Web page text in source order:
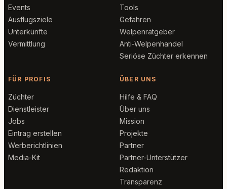
Events
Ausflugsziele
Unterkünfte
Vermittlung
Tools
Gefahren
Welpenratgeber
Anti-Welpenhandel
Seriöse Züchter erkennen
FÜR PROFIS
Züchter
Dienstleister
Jobs
Eintrag erstellen
Werberichtlinien
Media-Kit
ÜBER UNS
Hilfe & FAQ
Über uns
Mission
Projekte
Partner
Partner-Unterstützer
Redaktion
Transparenz